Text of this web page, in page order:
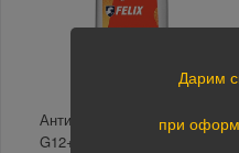
Антифриз FELIX DRAGON
G12+, красный -45°С 1кг
Дарим
при